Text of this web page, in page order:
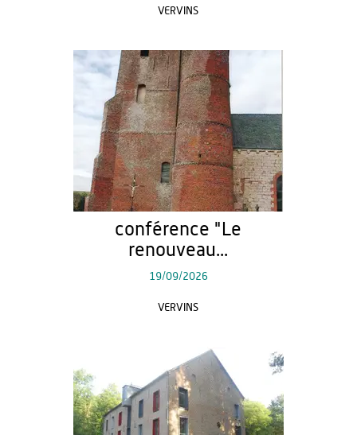
VERVINS
conférence "Le
renouveau...
19/09/2026
VERVINS